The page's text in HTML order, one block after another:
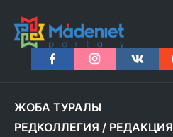
ЖОБА ТУРАЛЫ
РЕДКОЛЛЕГИЯ / РЕДАКЦИЯ